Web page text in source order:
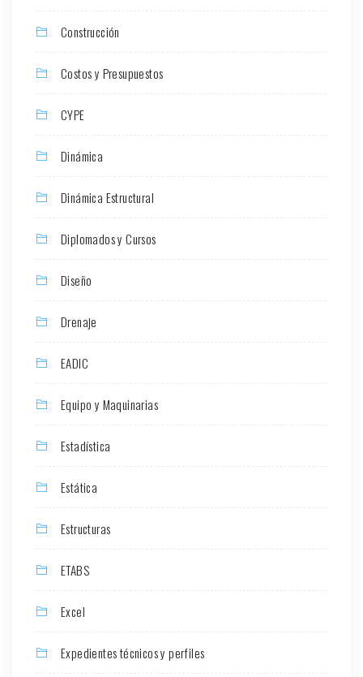
Construcción
Costos y Presupuestos
CYPE
Dinámica
Dinámica Estructural
Diplomados y Cursos
Diseño
Drenaje
EADIC
Equipo y Maquinarias
Estadística
Estática
Estructuras
ETABS
Excel
Expedientes técnicos y perfiles